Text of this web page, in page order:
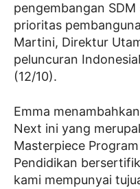
pengembangan SDM
prioritas
Martini, Direktur
peluncuran
(12/10).
Emma
Next ini yang
Masterpiece
Pendidikan
kami mempunyai